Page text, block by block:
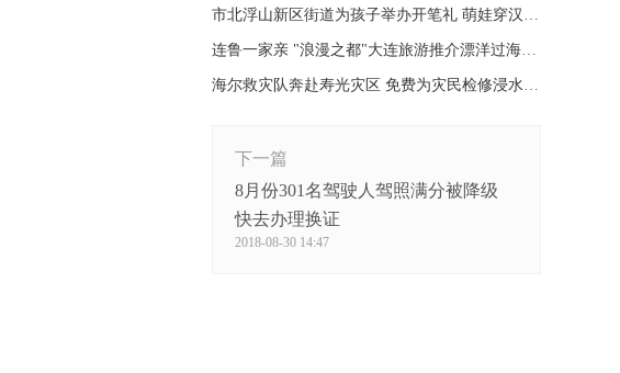
市北浮山新区街道为孩子举办开笔礼 萌娃穿汉服拜孔子
连鲁一家亲 "浪漫之都"大连旅游推介漂洋过海来到青岛
海尔救灾队奔赴寿光灾区 免费为灾民检修浸水家电
下一篇
8月份301名驾驶人驾照满分被降级
快去办理换证
2018-08-30 14:47